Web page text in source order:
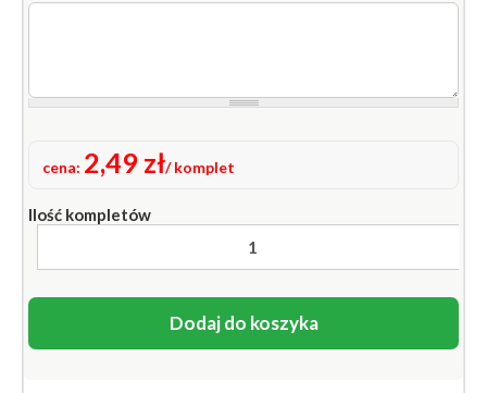
cena: 2,49 zł/ komplet
Ilość kompletów
Dodaj do koszyka